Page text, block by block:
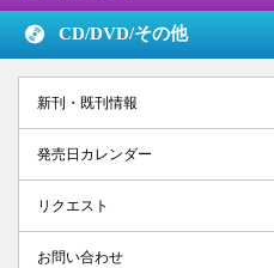
CD/DVD/その他
新刊・既刊情報
発売日カレンダー
リクエスト
お問い合わせ